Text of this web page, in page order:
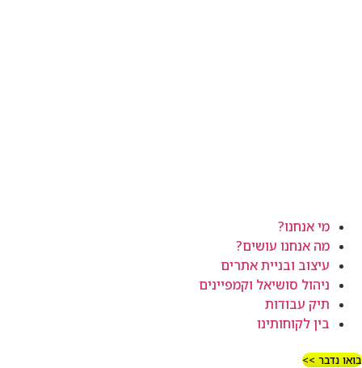
מי אנחנו?
מה אנחנו עושים?
עיצוב ובניית אתרים
ניהול סושיאל וקמפיינים
תיק עבודות
בין לקוחותינו
בואו נדבר >>